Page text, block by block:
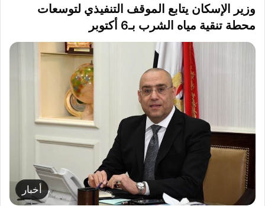
وزير الإسكان يتابع الموقف التنفيذي لتوسعات
محطة تنقية مياه الشرب بـ6 أكتوبر
أخبار